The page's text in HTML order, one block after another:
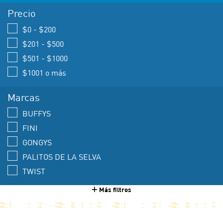
Precio
$0 - $200
$201 - $500
$501 - $1000
$1001 o más
Marcas
BUFFYS
FINI
GONGYS
PALITOS DE LA SELVA
TWIST
Más filtros